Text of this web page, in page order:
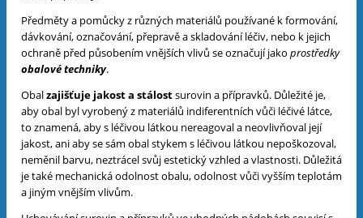
Předměty a pomůcky z různých materiálů používané k formování,
dávkování, označování, přepravě a skladování léčiv, nebo k jejich
ochraně před působením vnějších vlivů se označují jako prostředky
obalové techniky.
Obalzajišťuje jakost a stálostsurovin a přípravků. Důležité je,
aby obal byl vyrobený z materiálů indiferentních vůči léčivé látce,
to znamená, aby s léčivou látkou nereagoval a neovlivňoval její
jakost, ani aby se sám obal stykem s léčivou látkou nepoškozoval,
neměnil barvu, neztrácel svůj estetický vzhled a vlastnosti. Důležitá
je také mechanická odolnost obalu, odolnost vůči vyšším teplotám
a jiným vnějším vlivům.